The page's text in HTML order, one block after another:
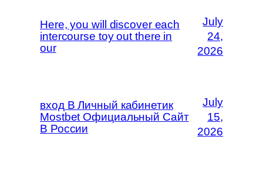
Here, you will discover each
intercourse toy out there in
our
July
24,
2026
вход В Личный кабинетик
Mostbet Официальный Сайт
В России
July
15,
2026